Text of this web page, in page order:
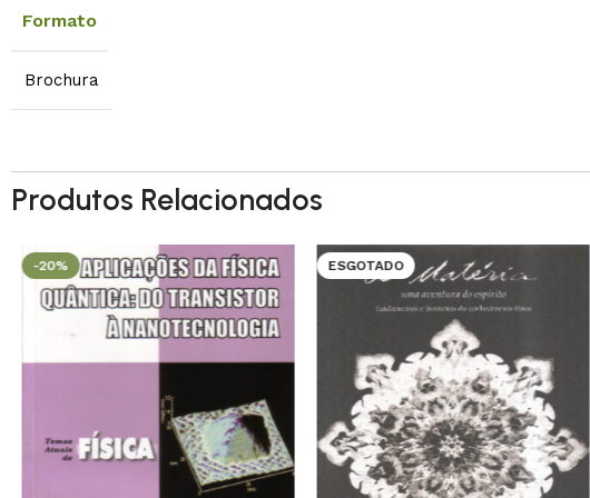
Formato
Brochura
Produtos Relacionados
-20% ESGOTADO